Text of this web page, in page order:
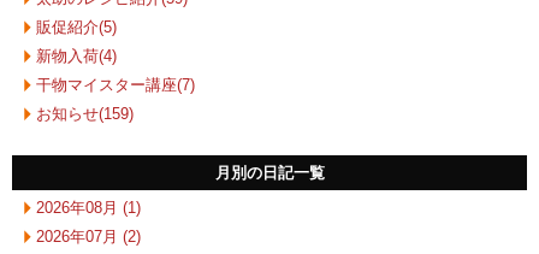
販促紹介(5)
新物入荷(4)
干物マイスター講座(7)
お知らせ(159)
月別の日記一覧
2026年08月 (1)
2026年07月 (2)